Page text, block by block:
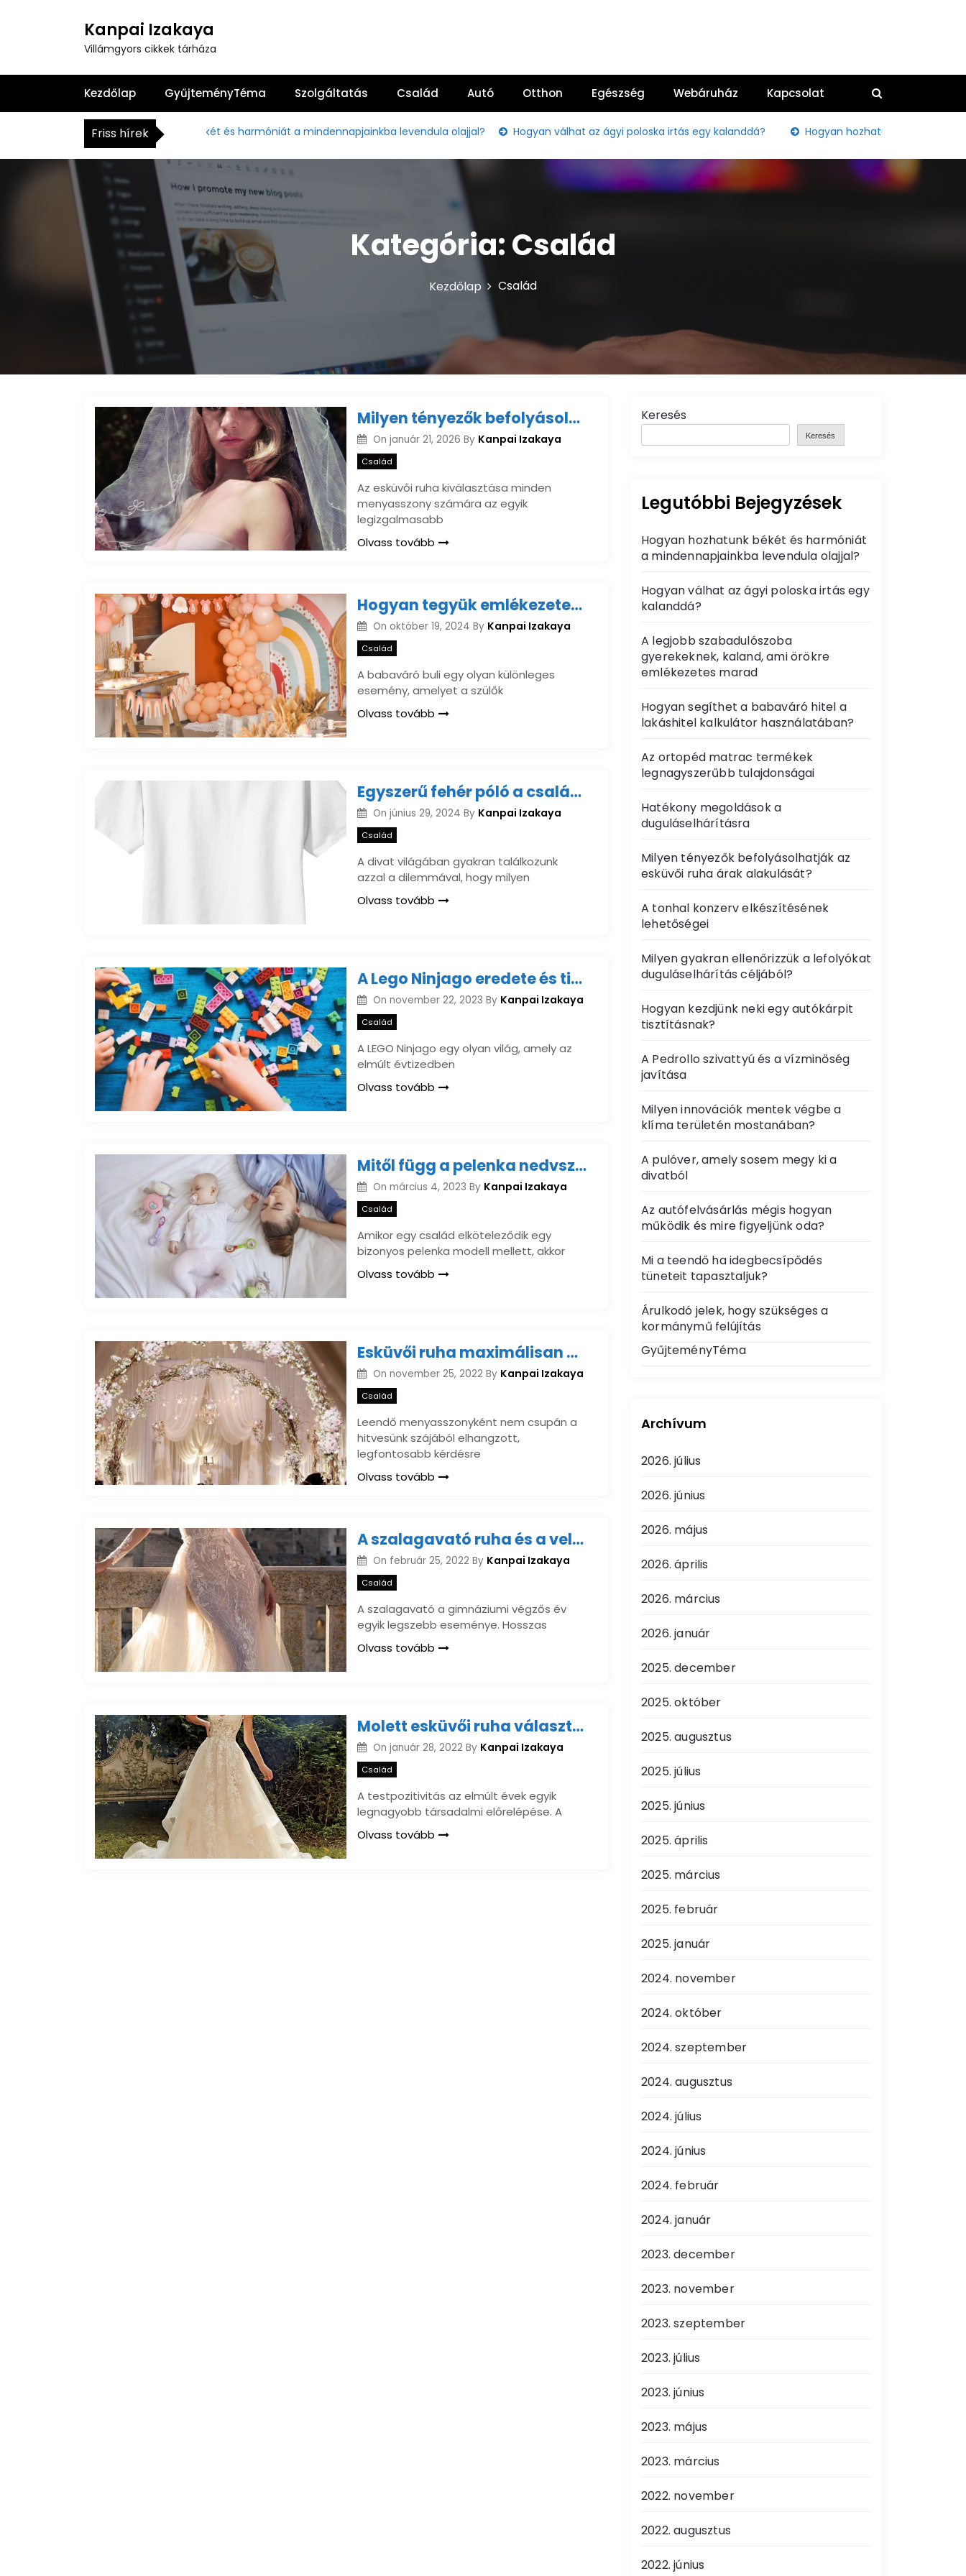
Kanpai Izakaya
Villámgyors cikkek tárháza
Kezdőlap GyűjteményTéma Szolgáltatás Család Autó Otthon Egészség Webáruház Kapcsolat
Friss hírek
Hogyan hozhatunk békét és harmóniát a mindennapjainkba levendula olajjal? Hogyan válhat az ágyi poloska irtás egy kalanddá? Hogyan hozhatunk békét és
Kategória:Család
Kezdőlap Család
Milyen tényezők befolyásolhatják az esküvői ruha árak alakulását?
On január 21, 2026 By Kanpai Izakaya
Család
Az esküvői ruha kiválasztása minden
menyasszony számára az egyik
legizgalmasabb
Olvass tovább
Hogyan tegyük emlékezetesebbé a babaváró buli minden pillanatát?
On október 19, 2024 By Kanpai Izakaya
Család
A babaváró buli egy olyan különleges
esemény, amelyet a szülők
Olvass tovább
Egyszerű fehér póló a család minden tagjának
On június 29, 2024 By Kanpai Izakaya
Család
A divat világában gyakran találkozunk
azzal a dilemmával, hogy milyen
Olvass tovább
A Lego Ninjago eredete és titokzatos világa
On november 22, 2023 By Kanpai Izakaya
Család
A LEGO Ninjago egy olyan világ, amely az
elmúlt évtizedben
Olvass tovább
Mitől függ a pelenka nedvszívó képessége?
On március 4, 2023 By Kanpai Izakaya
Család
Amikor egy család elköteleződik egy
bizonyos pelenka modell mellett, akkor
Olvass tovább
Esküvői ruha maximálisan az egyéni adottságainkhoz igazítva
On november 25, 2022 By Kanpai Izakaya
Család
Leendő menyasszonyként nem csupán a
hitvesünk szájából elhangzott,
legfontosabb kérdésre
Olvass tovább
A szalagavató ruha és a vele változó szalagtűző hagyományok
On február 25, 2022 By Kanpai Izakaya
Család
A szalagavató a gimnáziumi végzős év
egyik legszebb eseménye. Hosszas
Olvass tovább
Molett esküvői ruha választása pozitív testképpel a legjobb
On január 28, 2022 By Kanpai Izakaya
Család
A testpozitivitás az elmúlt évek egyik
legnagyobb társadalmi előrelépése. A
Olvass tovább
Keresés
Keresés
Legutóbbi Bejegyzések
Hogyan hozhatunk békét és harmóniát
a mindennapjainkba levendula olajjal?
Hogyan válhat az ágyi poloska irtás egy
kalanddá?
A legjobb szabadulószoba
gyerekeknek, kaland, ami örökre
emlékezetes marad
Hogyan segíthet a babaváró hitel a
lakáshitel kalkulátor használatában?
Az ortopéd matrac termékek
legnagyszerűbb tulajdonságai
Hatékony megoldások a
duguláselhárításra
Milyen tényezők befolyásolhatják az
esküvői ruha árak alakulását?
A tonhal konzerv elkészítésének
lehetőségei
Milyen gyakran ellenőrizzük a lefolyókat
duguláselhárítás céljából?
Hogyan kezdjünk neki egy autókárpit
tisztításnak?
A Pedrollo szivattyú és a vízminőség
javítása
Milyen innovációk mentek végbe a
klíma területén mostanában?
A pulóver, amely sosem megy ki a
divatból
Az autófelvásárlás mégis hogyan
működik és mire figyeljünk oda?
Mi a teendő ha idegbecsípődés
tüneteit tapasztaljuk?
Árulkodó jelek, hogy szükséges a
kormánymű felújítás
GyűjteményTéma
Archívum
2026. július
2026. június
2026. május
2026. április
2026. március
2026. január
2025. december
2025. október
2025. augusztus
2025. július
2025. június
2025. április
2025. március
2025. február
2025. január
2024. november
2024. október
2024. szeptember
2024. augusztus
2024. július
2024. június
2024. február
2024. január
2023. december
2023. november
2023. szeptember
2023. július
2023. június
2023. május
2023. március
2022. november
2022. augusztus
2022. június